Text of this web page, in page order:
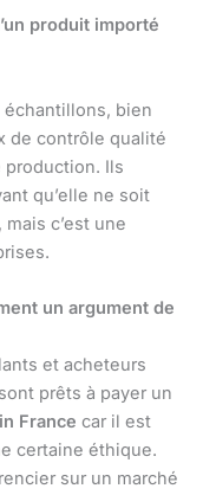
produit importé
échantillons, bien
de contrôle qualité
production. Ils
qu’elle ne soit
c’est une
un argument de
et acheteurs
prêts à payer un
France car il est
certaine éthique.
sur un marché